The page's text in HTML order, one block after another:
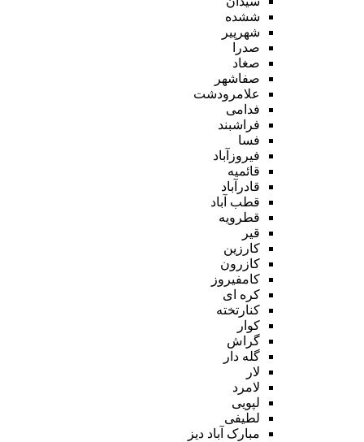
ششده
شهرپیر
صدرا
صغاد
صفاشهر
علامرودشت
فدامی
فراشبند
فسا
فیروزآباد
قائمیه
قادرآباد
قطب آباد
قطرویه
قیر
کارزین
کازرون
کامفیروز
کره ای
کنارتخته
کوار
گراش
گله دار
لار
لامرد
لپویی
لطیفی
مبارک آباد دیز